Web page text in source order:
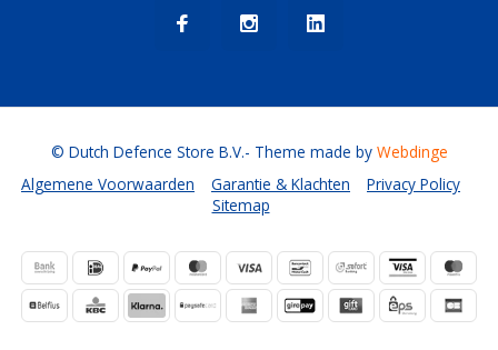
Algemene Voorwaarden Garantie & Klachten
Privacy Policy
Sitemap
© Dutch Defence Store B.V.- Theme made by Webdinge